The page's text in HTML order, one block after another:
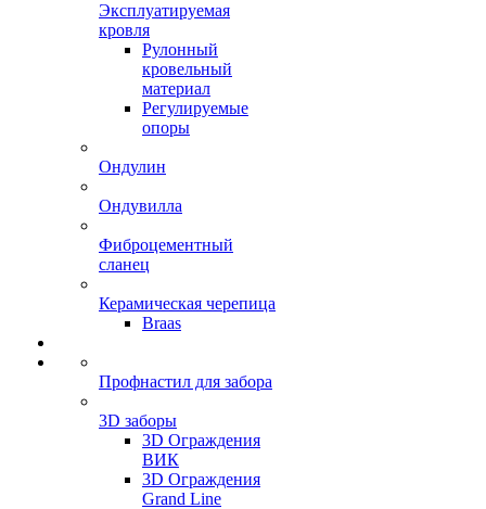
Эксплуатируемая
кровля
Рулонный
кровельный
материал
Регулируемые
опоры
Ондулин
Ондувилла
Фиброцементный
сланец
Керамическая черепица
Braas
Профнастил для забора
3D заборы
3D Ограждения
ВИК
3D Ограждения
Grand Line